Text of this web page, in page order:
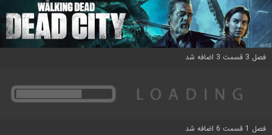
فصل 3 قسمت 3 اضافه شد
فصل 1 قسمت 6 اضافه شد